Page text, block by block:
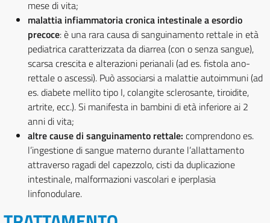
mese di vita;
malattia infiammatoria cronica intestinale a esordio
precoce: è una rara causa di sanguinamento rettale in età
pediatrica caratterizzata da diarrea (con o senza sangue),
scarsa crescita e alterazioni perianali (ad es. fistola ano-
rettale o ascessi). Può associarsi a malattie autoimmuni (ad
es. diabete mellito tipo I, colangite sclerosante, tiroidite,
artrite, ecc.). Si manifesta in bambini di età inferiore ai 2
anni di vita;
altre cause di sanguinamento rettale: comprendono es.
l’ingestione di sangue materno durante l’allattamento
attraverso ragadi del capezzolo, cisti da duplicazione
intestinale, malformazioni vascolari e iperplasia
linfonodulare.